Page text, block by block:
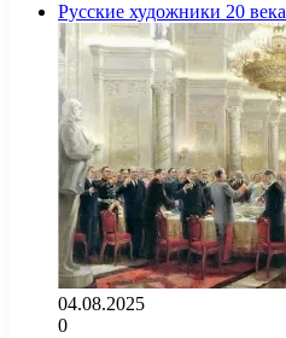
Русские художники 20 века
04.08.2025
0